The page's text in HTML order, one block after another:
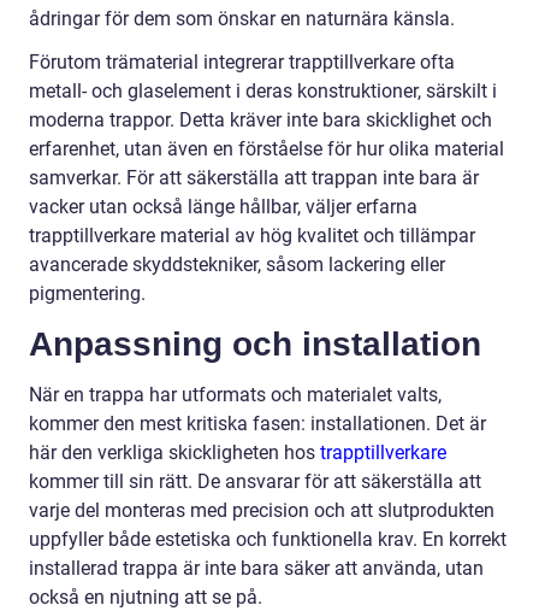
ådringar för dem som önskar en naturnära känsla.
Förutom trämaterial integrerar trapptillverkare ofta
metall- och glaselement i deras konstruktioner, särskilt i
moderna trappor. Detta kräver inte bara skicklighet och
erfarenhet, utan även en förståelse för hur olika material
samverkar. För att säkerställa att trappan inte bara är
vacker utan också länge hållbar, väljer erfarna
trapptillverkare material av hög kvalitet och tillämpar
avancerade skyddstekniker, såsom lackering eller
pigmentering.
Anpassning och installation
När en trappa har utformats och materialet valts,
kommer den mest kritiska fasen: installationen. Det är
här den verkliga skickligheten hos trapptillverkare
kommer till sin rätt. De ansvarar för att säkerställa att
varje del monteras med precision och att slutprodukten
uppfyller både estetiska och funktionella krav. En korrekt
installerad trappa är inte bara säker att använda, utan
också en njutning att se på.